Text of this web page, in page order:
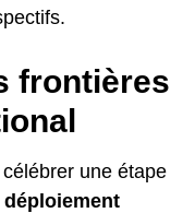
frontières
une étape
déploiement